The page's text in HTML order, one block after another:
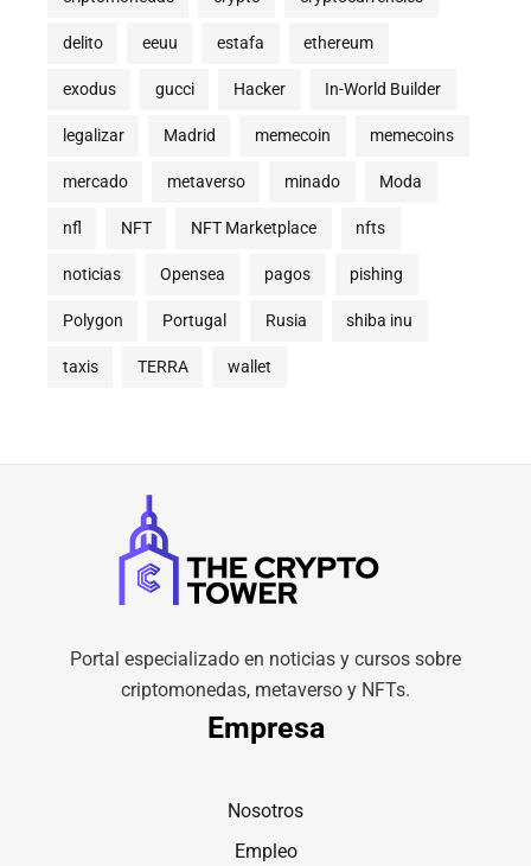
delito eeuu estafa ethereum
exodus gucci Hacker In-World Builder
legalizar Madrid memecoin memecoins
mercado metaverso minado Moda
nfl NFT NFT Marketplace nfts
noticias Opensea pagos pishing
Polygon Portugal Rusia shiba inu
taxis TERRA wallet
Portal especializado en noticias y cursos sobre
criptomonedas, metaverso y NFTs.
Empresa
Nosotros
Empleo